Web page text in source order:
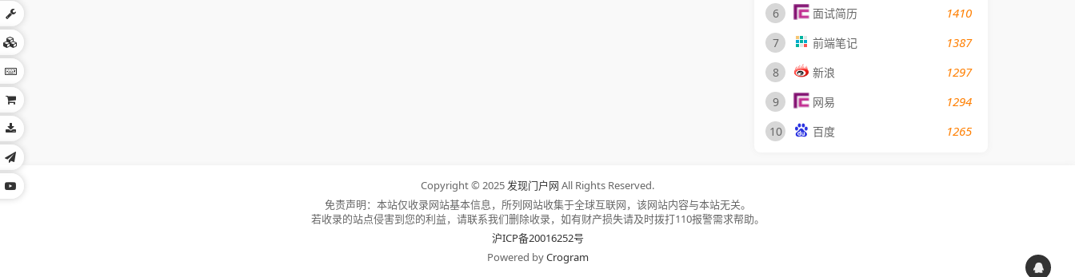
6 面试简历 1410
7 前端笔记 1387
8 新浪 1297
9 网易 1294
10 百度 1265
Copyright © 2025 发现门户网 All Rights Reserved.
免责声明：本站仅收录网站基本信息，所列网站收集于全球互联网，该网站内容与本站无关。
若收录的站点侵害到您的利益，请联系我们删除收录，如有财产损失请及时拨打110报警需求帮助。
沪ICP备20016252号
Powered byCrogram